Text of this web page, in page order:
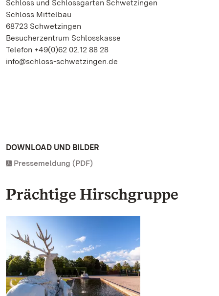
Schloss und Schlossgarten Schwetzingen
Schloss Mittelbau
68723 Schwetzingen
Besucherzentrum Schlosskasse
Telefon +49(0)62 02.12 88 28
info@schloss-schwetzingen.de
DOWNLOAD UND BILDER
Pressemeldung (PDF)
Prächtige Hirschgruppe